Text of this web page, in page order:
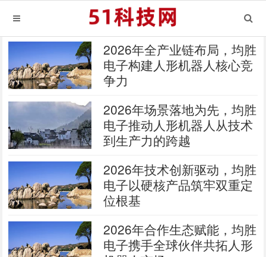
2026年全产业链布局，均胜
电子构建人形机器人核心竞
争力
2026年场景落地为先，均胜
电子推动人形机器人从技术
到生产力的跨越
2026年技术创新驱动，均胜
电子以硬核产品筑牢双重定
位根基
2026年合作生态赋能，均胜
电子携手全球伙伴共拓人形